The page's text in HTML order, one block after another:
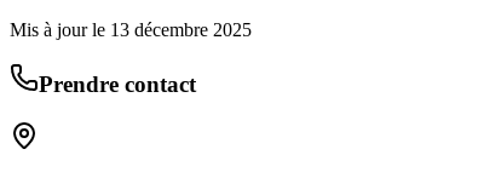
Mis à jour le 13 décembre 2025
Prendre contact